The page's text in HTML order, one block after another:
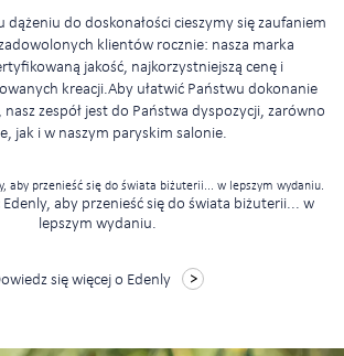
dążeniu do doskonałości cieszymy się zaufaniem
klientów rocznie: nasza marka
jakość, najkorzystniejszą cenę i
kreacji.Aby ułatwić Państwu dokonanie
zespół jest do Państwa dyspozycji, zarówno
jak i w naszym paryskim salonie.
aby przenieść się do świata biżuterii... w lepszym wydaniu.
aby przenieść się do świata biżuterii... w
lepszym wydaniu.
się więcej o Edenly